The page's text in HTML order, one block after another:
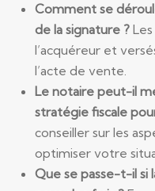
Comment se
de la signature ?
l’acquéreur et
l’acte de vente.
Le notaire peut-il
stratégie fiscale
conseiller sur les
optimiser votre
Que se passe-t-il si